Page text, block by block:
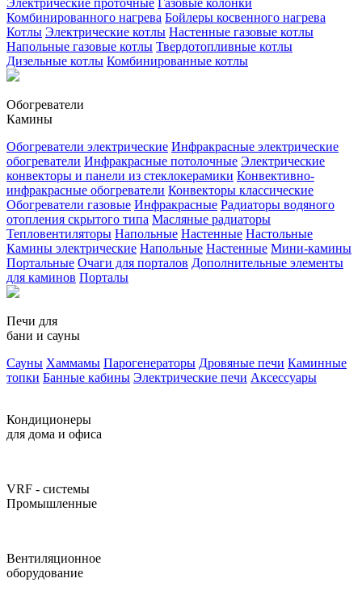
Электрические проточные Газовые колонки
Комбинированного нагрева Бойлеры косвенного нагрева
Котлы Электрические котлы Настенные газовые котлы
Напольные газовые котлы Твердотопливные котлы
Дизельные котлы Комбинированные котлы
Обогреватели
Камины
Обогреватели электрические Инфракрасные электрические
обогреватели Инфракрасные потолочные Электрические
конвекторы и панели из стеклокерамики Конвективно-
инфракрасные обогреватели Конвекторы классические
Обогреватели газовые Инфракрасные Радиаторы водяного
отопления скрытого типа Масляные радиаторы
Тепловентиляторы Напольные Настенные Настольные
Камины электрические Напольные Настенные Мини-камины
Портальные Очаги для порталов Дополнительные элементы
для каминов Порталы
Печи для
бани и сауны
Сауны Хаммамы Парогенераторы Дровяные печи Каминные
топки Банные кабины Электрические печи Аксессуары
Кондиционеры
для дома и офиса
VRF - системы
Промышленные
Вентиляционное
оборудование